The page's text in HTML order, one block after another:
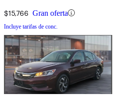
$15,766 Gran oferta
Incluye tarifas de conc.